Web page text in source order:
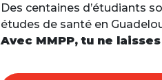
Des centaines d’étudiants
études de santé en
Avec MMPP, tu ne